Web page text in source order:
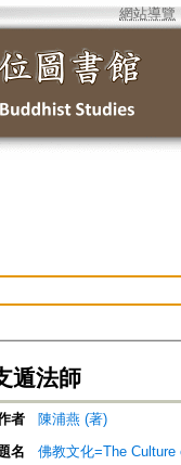
網站導覽
遁法師
者
陳浦燕 (著)
名
佛教文化=The